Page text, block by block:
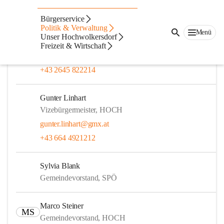
Bürgerservice
Politik & Verwaltung
Unser Hochwolkersdorf
Freizeit & Wirtschaft
Menü
Gemeinderat
Bianca Fürst, MA
+43 2645 822214
Gunter Linhart
Vizebürgermeister, HOCH
gunter.linhart@gmx.at
+43 664 4921212
Sylvia Blank
Gemeindevorstand, SPÖ
MS
Marco Steiner
Gemeindevorstand, HOCH